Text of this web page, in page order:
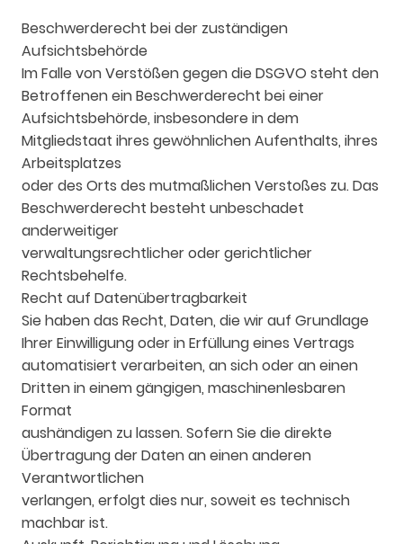
Beschwerderecht bei der zuständigen
Aufsichtsbehörde
Im Falle von Verstößen gegen die DSGVO steht den
Betroffenen ein Beschwerderecht bei einer
Aufsichtsbehörde, insbesondere in dem
Mitgliedstaat ihres gewöhnlichen Aufenthalts, ihres
Arbeitsplatzes
oder des Orts des mutmaßlichen Verstoßes zu. Das
Beschwerderecht besteht unbeschadet
anderweitiger
verwaltungsrechtlicher oder gerichtlicher
Rechtsbehelfe.
Recht auf Datenübertragbarkeit
Sie haben das Recht, Daten, die wir auf Grundlage
Ihrer Einwilligung oder in Erfüllung eines Vertrags
automatisiert verarbeiten, an sich oder an einen
Dritten in einem gängigen, maschinenlesbaren
Format
aushändigen zu lassen. Sofern Sie die direkte
Übertragung der Daten an einen anderen
Verantwortlichen
verlangen, erfolgt dies nur, soweit es technisch
machbar ist.